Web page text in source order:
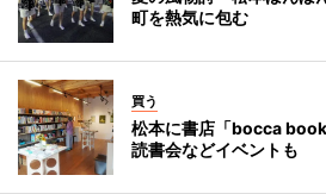
町を熱気に包む
買う
松本に書店「bocca
読書会などイベントも